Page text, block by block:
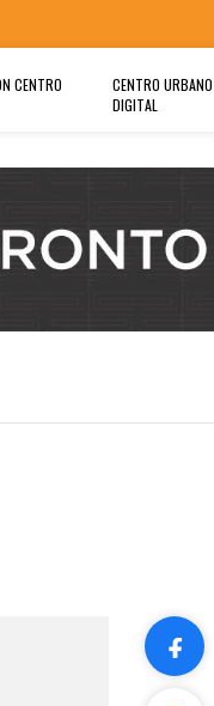
CENTRO
CENTRO URBANO
DIGITAL